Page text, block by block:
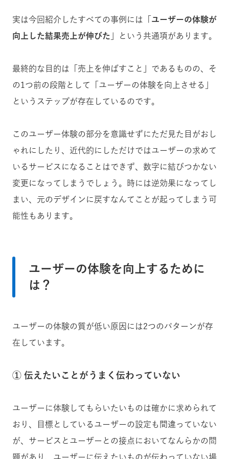
実は今回紹介したすべての事例には「 ユーザーの体験が
向上した結果売上が伸びた
」という共通項があります。
最終的な目的は「売上を伸ばすこと」であるものの、そ
の1つ前の段階として「ユーザーの体験を向上させる」
というステップが存在しているのです。
このユーザー体験の部分を意識せずにただ見た目がおし
ゃれにしたり、近代的にしただけではユーザーの求めて
いるサービスになることはできず、数字に結びつかない
変更になってしまうでしょう。時には逆効果になってし
まい、元のデザインに戻すなんてことが起ってしまう可
能性もあります。
ユーザーの体験を向上するために
は？
ユーザーの体験の質が低い原因には2つのパターンが存
在しています。
① 伝えたいことがうまく伝わっていない
ユーザーに体験してもらいたいものは確かに求められて
おり、目標としているユーザーの設定も間違っていない
が、サービスとユーザーとの接点においてなんらかの問
題があり、ユーザーに伝えたいものが伝わっていない場